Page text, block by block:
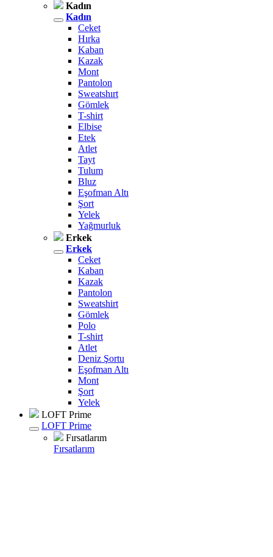
Kadın
Kadın
Ceket
Hırka
Kaban
Kazak
Mont
Pantolon
Sweatshırt
Gömlek
T-shirt
Elbise
Etek
Atlet
Tayt
Tulum
Bluz
Eşofman Altı
Şort
Yelek
Yağmurluk
Erkek
Erkek
Ceket
Kaban
Kazak
Pantolon
Sweatshirt
Gömlek
Polo
T-shirt
Atlet
Deniz Şortu
Eşofman Altı
Mont
Şort
Yelek
LOFT Prime
LOFT Prime
Fırsatlarım
Fırsatlarım